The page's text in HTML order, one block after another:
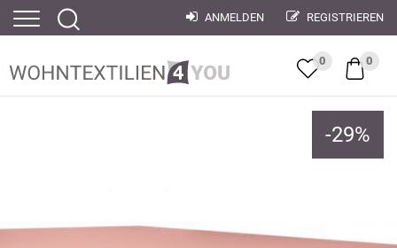
ANMELDEN REGISTRIEREN
0 0
-29%